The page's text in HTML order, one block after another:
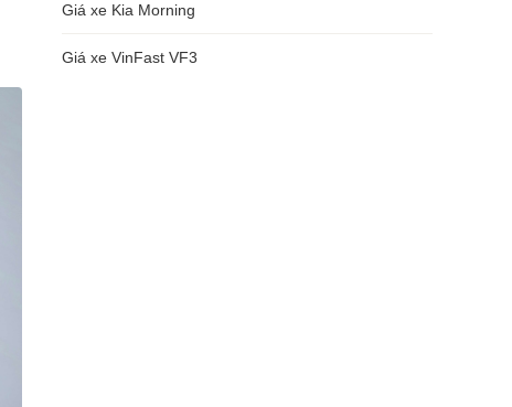
Giá xe Kia Morning
Giá xe VinFast VF3